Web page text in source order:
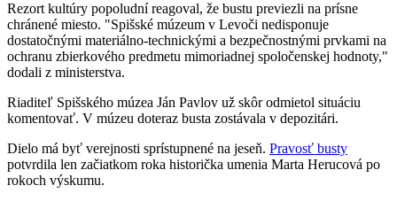
Rezort kultúry popoludní reagoval, že bustu previezli na prísne
chránené miesto. "Spišské múzeum v Levoči nedisponuje
dostatočnými materiálno-technickými a bezpečnostnými prvkami na
ochranu zbierkového predmetu mimoriadnej spoločenskej hodnoty,"
dodali z ministerstva.
Riaditeľ Spišského múzea Ján Pavlov už skôr odmietol situáciu
komentovať. V múzeu doteraz busta zostávala v depozitári.
Dielo má byť verejnosti sprístupnené na jeseň. Pravosť busty
potvrdila len začiatkom roka historička umenia Marta Herucová po
rokoch výskumu.